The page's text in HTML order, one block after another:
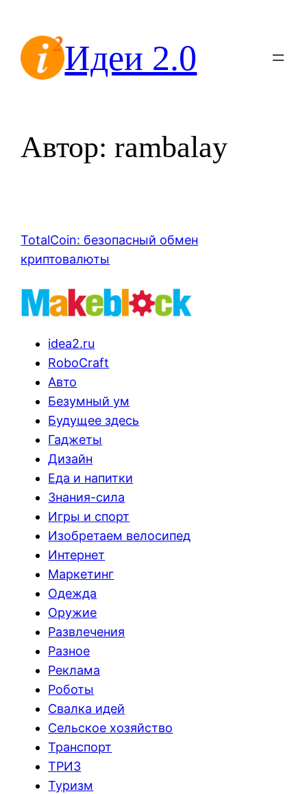
содержимомуИдеи 2.0
Автор:rambalay
TotalCoin: безопасный обмен
криптовалюты
idea2.ru
RoboCraft
Авто
Безумный ум
Будущее здесь
Гаджеты
Дизайн
Еда и напитки
Знания-сила
Игры и спорт
Изобретаем велосипед
Интернет
Маркетинг
Одежда
Оружие
Развлечения
Разное
Реклама
Роботы
Свалка идей
Сельское хозяйство
Транспорт
ТРИЗ
Туризм